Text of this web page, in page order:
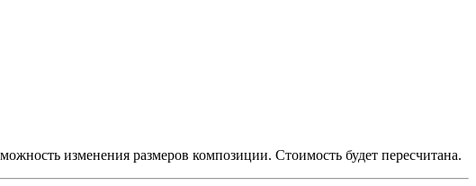
изменения размеров композиции. Стоимость будет пересчитана.